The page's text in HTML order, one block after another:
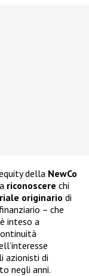
della NewCo
riconoscere chi
originario di
– che
inteso a
azionisti di
negli anni.